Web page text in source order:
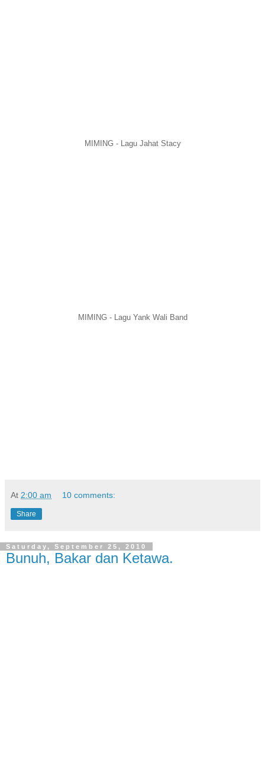
MIMING - Lagu Jahat Stacy
MIMING - Lagu Yank Wali Band
At 2:00 am 10 comments:
Share
Saturday, September 25, 2010
Bunuh, Bakar dan Ketawa.